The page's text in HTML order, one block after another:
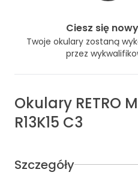
Ciesz się
Twoje okulary zostaną
przez
Okulary RETRO
R13K15 C3
Szczegóły